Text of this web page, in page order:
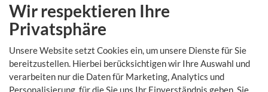
Ford Ranger
Wir respektieren Ihre
Privatsphäre
Unsere Website setzt Cookies ein, um unsere Dienste für Sie
bereitzustellen. Hierbei berücksichtigen wir Ihre Auswahl und
verarbeiten nur die Daten für Marketing, Analytics und
Personalisierung, für die Sie uns Ihr Einverständnis geben. Sie